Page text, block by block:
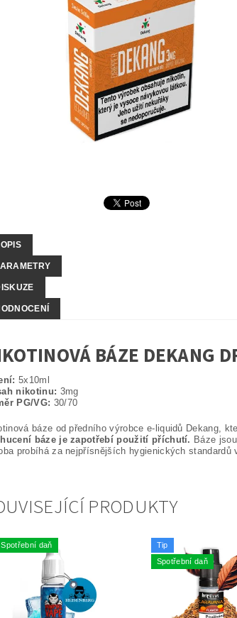
BÁZE DEKANG
5x10ml
nikotinu: 3mg
PG/VG: 30/70
báze od předního výrobce e-liquidů Dekang,
báze je zapotřebí použití příchutí. Báze
probíhá za nejpřísnějších hygienických standardů
PRODUKTY
Spotřební daň
Tip
Spotřební daň